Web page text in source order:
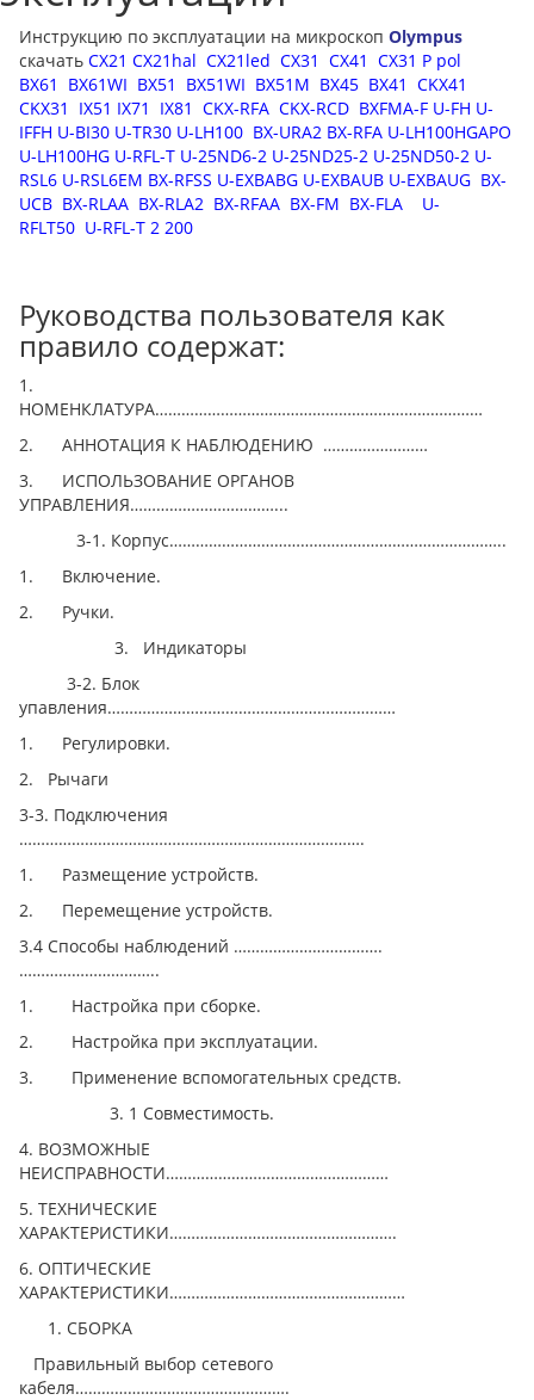
Инструкцию по эксплуатации на микроскоп Olympus
скачать CX21 CX21hal CX21led CX31 CX41 CX31 P pol
BX61
BX61WI BX51 BX51WI BX51M BX45 BX41 CKX41
CKX31
IX51 IX71 IX81 CKX-RFA CKX-RCD BXFMA-F U-FH U-
IFFH U-BI30 U-TR30 U-LH100 BX-URA2 BX-RFA U-LH100HGAPO
U-LH100HG U-RFL-T U-25ND6-2 U-25ND25-2 U-25ND50-2 U-
RSL6 U-RSL6EM BX-RFSS U-EXBABG U-EXBAUB U-EXBAUG BX-
UCB BX-RLAA BX-RLA2 BX-RFAA BX-FM BX-FLA
U-
RFLT50 U-RFL-T 2 200
Руководства пользователя как
правило содержат:
1.
НОМЕНКЛАТУРА…………………………………………………………………
2. АННОТАЦИЯ К НАБЛЮДЕНИЮ ……………………
3. ИСПОЛЬЗОВАНИЕ ОРГАНОВ
УПРАВЛЕНИЯ……………………………...
3-1. Корпус…………………………………………………………………..
1. Включение.
2. Ручки.
3. Индикаторы
3-2. Блок
упавления…………………………………………………………
1. Регулировки.
2. Рычаги
3-3. Подключения
…………………………………………………………………….
1. Размещение устройств.
2. Перемещение устройств.
3.4 Способы наблюдений …………………………….
…………………………..
1. Настройка при сборке.
2. Настройка при эксплуатации.
3. Применение вспомогательных средств.
3. 1 Совместимость.
4. ВОЗМОЖНЫЕ
НЕИСПРАВНОСТИ……………………………………………
5. ТЕХНИЧЕСКИЕ
ХАРАКТЕРИСТИКИ…………………………………………….
6. ОПТИЧЕСКИЕ
ХАРАКТЕРИСТИКИ………………………………………………
СБОРКА
Правильный выбор сетевого
кабеля………………………………………….